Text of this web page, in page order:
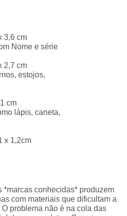
3,6 cm
Nome e série
2,7 cm
estojos,
cm
lápis, caneta,
x 1,2cm
*marcas conhecidas* produzem
com materiais que dificultam a
problema não é na cola das